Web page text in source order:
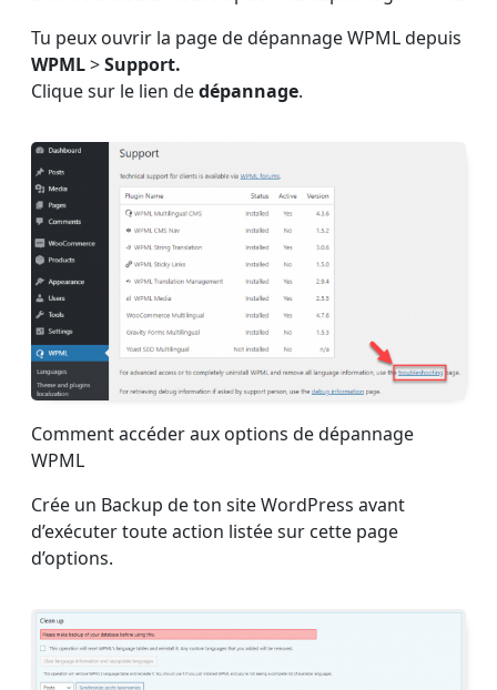
Tu peux ouvrir la page de dépannage WPML depuis
WPML>Support.
Clique sur le lien dedépannage.
Comment accéder aux options de dépannage
WPML
Crée un Backup de ton site WordPress avant
d’exécuter toute action listée sur cette page
d’options.